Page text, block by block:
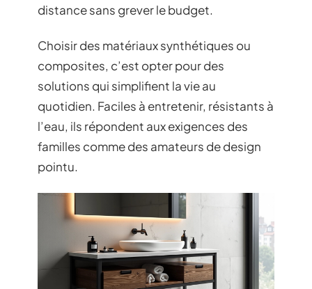
distance sans grever le budget.
Choisir des matériaux synthétiques ou
composites, c’est opter pour des
solutions qui simplifient la vie au
quotidien. Faciles à entretenir, résistants à
l’eau, ils répondent aux exigences des
familles comme des amateurs de design
pointu.